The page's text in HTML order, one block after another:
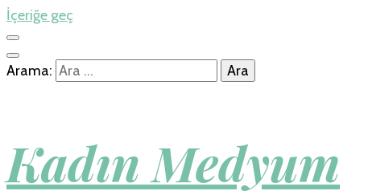
İçeriğe geç
Arama:
Kadın Medyum